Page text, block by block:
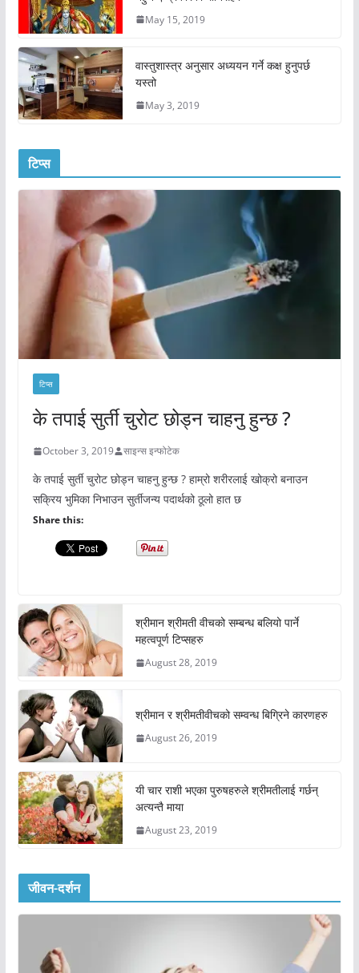
May 15, 2019
वास्तुशास्त्र अनुसार अध्ययन गर्ने कक्ष हुनुपर्छ
यस्तो
May 3, 2019
टिप्स
टिप्स
के तपाई सुर्ती चुरोट छोड्न चाहनु हुन्छ ?
October 3, 2019 साइन्स इन्फोटेक
के तपाई सुर्ती चुरोट छोड्न चाहनु हुन्छ ? हाम्रो शरीरलाई खोक्रो बनाउन
सक्रिय भुमिका निभाउन सुर्तीजन्य पदार्थको ठूलो हात छ
Share this:
श्रीमान श्रीमती वीचको सम्बन्ध बलियो पार्ने
महत्वपूर्ण टिप्सहरु
August 28, 2019
श्रीमान र श्रीमतीवीचको सम्वन्ध बिग्रिने कारणहरु
August 26, 2019
यी चार राशी भएका पुरुषहरुले श्रीमतीलाई गर्छन्
अत्यन्तै माया
August 23, 2019
जीवन-दर्शन